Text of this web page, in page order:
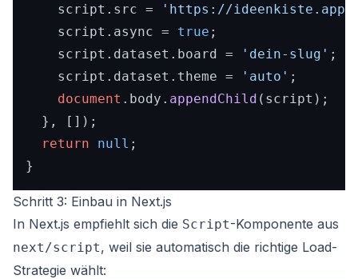
    script.
src =
'https://ideenkiste.app/
    script.
async = true ;
    script.
dataset . board = 'dein-slug' ;
    script.
dataset . theme = 'auto' ;
document . body . appendChild (script);
  }, []);
return
null ;
Schritt 3: Einbau in Next.js
In Next.js empfiehlt sich die Script-Komponente aus
next/script, weil sie automatisch die richtige Load-
Strategie wählt: